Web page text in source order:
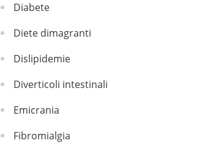
Diabete
Diete dimagranti
Dislipidemie
Diverticoli intestinali
Emicrania
Fibromialgia